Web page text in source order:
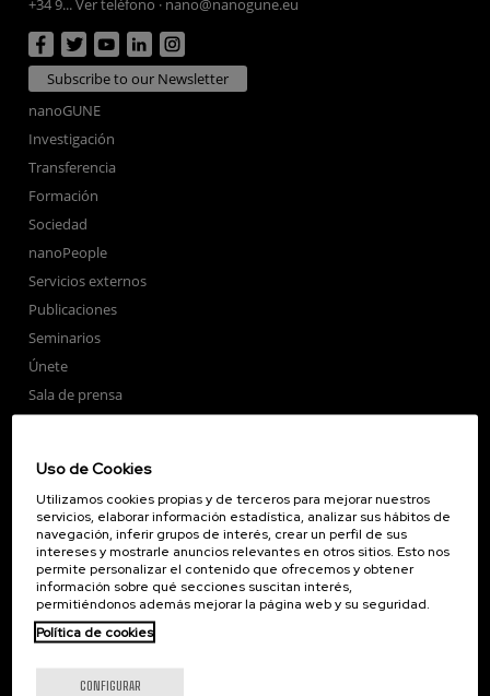
+34 9... Ver teléfono · nano@nanogune.eu
Subscribe to our Newsletter
nanoGUNE
Investigación
Transferencia
Formación
Sociedad
nanoPeople
Servicios externos
Publicaciones
Seminarios
Únete
Sala de prensa
Nanomagnetismo
Nanoóptica
Autoensamblado
Nanobiosistemas
Nanodispositivos
Microscopía Electrónica
Nanomateriales
Uso de Cookies
Utilizamos cookies propias y de terceros para mejorar nuestros
servicios, elaborar información estadística, analizar sus hábitos de
navegación, inferir grupos de interés, crear un perfil de sus
intereses y mostrarle anuncios relevantes en otros sitios. Esto nos
permite personalizar el contenido que ofrecemos y obtener
información sobre qué secciones suscitan interés,
permitiéndonos además mejorar la página web y su seguridad.
Política de cookies
CONFIGURAR